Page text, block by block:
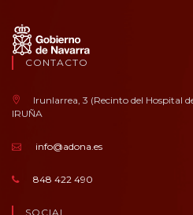
CONTACTO
Irunlarrea, 3 (Recinto del Hospital
IRUÑA
info@adona.es
848 422 490
SOCIAL